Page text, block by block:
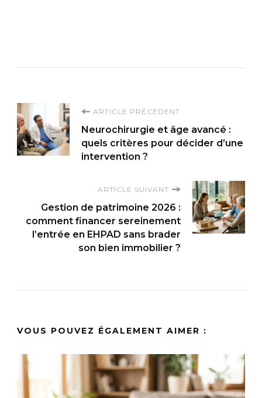
Navigation
d'article
ARTICLE PRÉCÉDENT
Neurochirurgie et âge avancé :
quels critères pour décider d’une
intervention ?
ARTICLE SUIVANT
Gestion de patrimoine 2026 :
comment financer sereinement
l’entrée en EHPAD sans brader
son bien immobilier ?
VOUS POUVEZ ÉGALEMENT AIMER :